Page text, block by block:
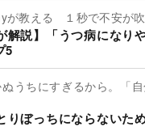
が教える １秒で不安が
解説】「うつ病になり
5
うちにすぎるから。「
りぼっちにならないた